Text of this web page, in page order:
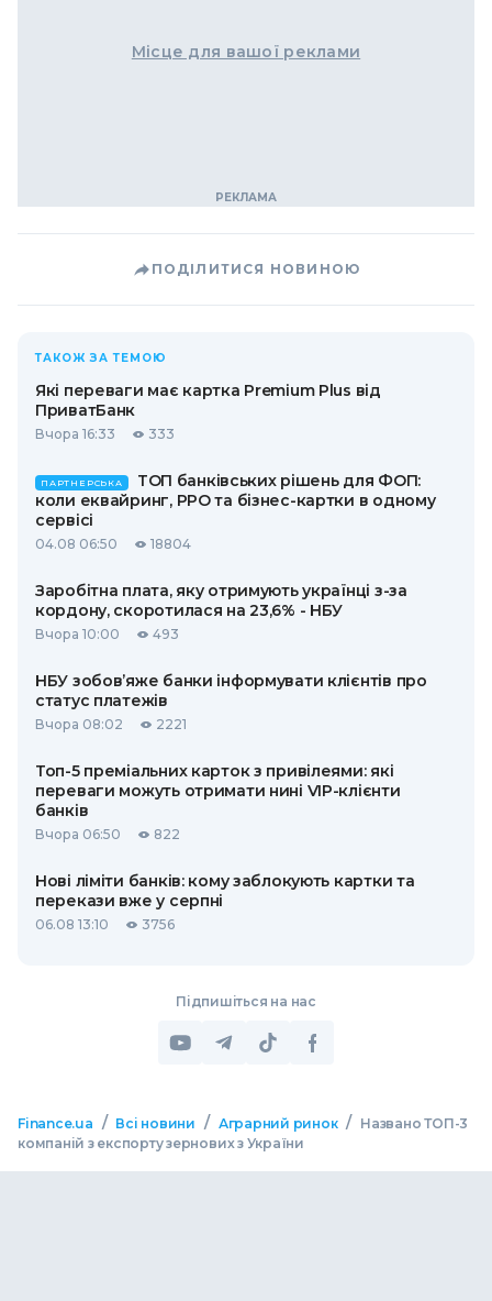
Місце для вашої реклами
ПОДІЛИТИСЯ НОВИНОЮ
ТАКОЖ ЗА ТЕМОЮ
Які переваги має картка Premium Plus від
ПриватБанк
Вчора 16:33 333
ПАРТНЕРСЬКА
ТОП банківських рішень для ФОП:
коли еквайринг, РРО та бізнес-картки в одному
сервісі
04.08 06:50 18804
Заробітна плата, яку отримують українці з-за
кордону, скоротилася на 23,6% - НБУ
Вчора 10:00 493
НБУ зобов’яже банки інформувати клієнтів про
статус платежів
Вчора 08:02 2221
Топ-5 преміальних карток з привілеями: які
переваги можуть отримати нині VIP-клієнти
банків
Вчора 06:50 822
Нові ліміти банків: кому заблокують картки та
перекази вже у серпні
06.08 13:10 3756
Підпишіться на нас
Finance.ua / Всі новини / Аграрний ринок / Названо ТОП-3
компаній з експорту зернових з України